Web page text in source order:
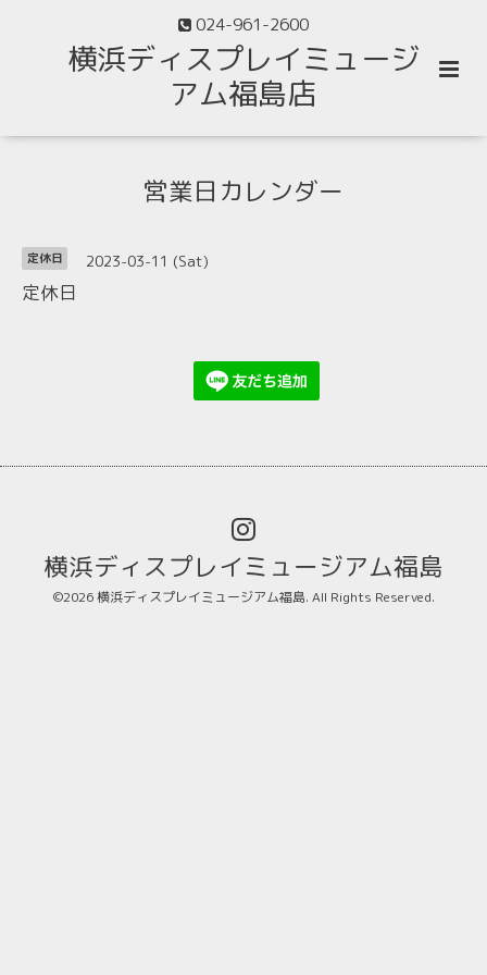
024-961-2600
横浜ディスプレイミュージ
アム福島店
営業日カレンダー
定休日 2023-03-11 (Sat)
定休日
横浜ディスプレイミュージアム福島
©2026横浜ディスプレイミュージアム福島. All Rights Reserved.